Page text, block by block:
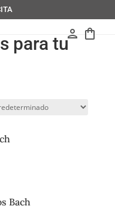
person shopping_bag
para tu
Bach